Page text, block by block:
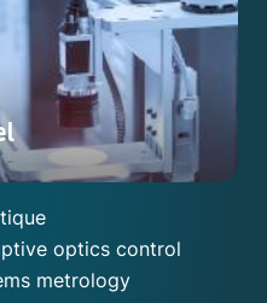
optics control
metrology